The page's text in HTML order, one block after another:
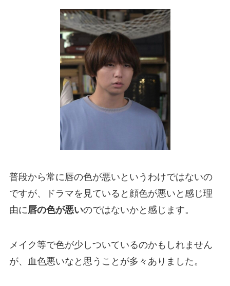
普段から常に唇の色が悪いというわけではないの
ですが、ドラマを見ていると顔色が悪いと感じ理
由に 唇の色が悪いのではないかと感じます。
メイク等で色が少しついているのかもしれません
が、血色悪いなと思うことが多々ありました。